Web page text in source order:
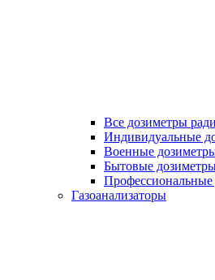
Все дозиметры
Индивидуальные
Военные
Бытовые
Газоанализаторы